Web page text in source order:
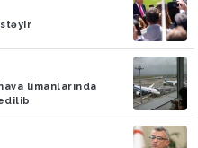
limanlarında